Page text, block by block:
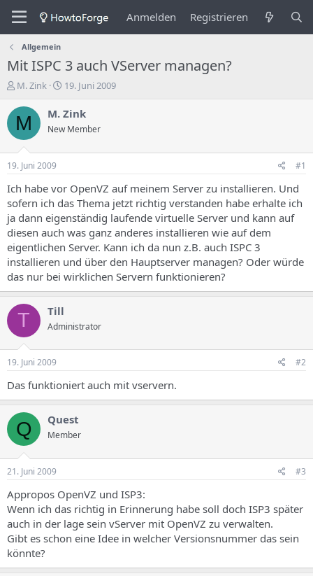
Anmelden Registrieren
Allgemein
Mit ISPC 3 auch VServer managen?
E
s
t
e
e
r
d
e
s
T
h
e
m
M. Zink
E
s
e
n
s
d
a
t
u
m
19. Juni 2009
M M. Zink
New Member
19. Juni 2009 #1
Ich habe vor OpenVZ auf meinem Server zu installieren. Und
sofern ich das Thema jetzt richtig verstanden habe erhalte ich
ja dann eigenständig laufende virtuelle Server und kann auf
diesen auch was ganz anderes installieren wie auf dem
eigentlichen Server. Kann ich da nun z.B. auch ISPC 3
installieren und über den Hauptserver managen? Oder würde
das nur bei wirklichen Servern funktionieren?
T Till
Administrator
19. Juni 2009 #2
Das funktioniert auch mit vservern.
Q Quest
Member
21. Juni 2009 #3
Appropos OpenVZ und ISP3:
Wenn ich das richtig in Erinnerung habe soll doch ISP3 später
auch in der lage sein vServer mit OpenVZ zu verwalten.
Gibt es schon eine Idee in welcher Versionsnummer das sein
könnte?